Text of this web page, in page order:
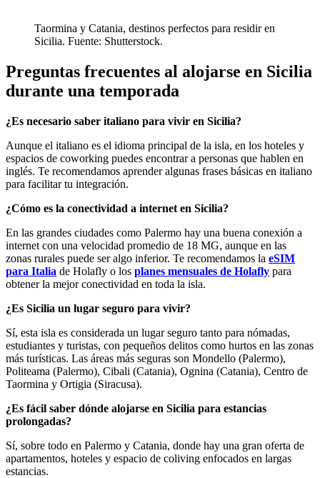
Taormina y Catania, destinos perfectos para residir en
Sicilia. Fuente: Shutterstock.
Preguntas frecuentes al alojarse en Sicilia
durante una temporada
¿Es necesario saber italiano para vivir en Sicilia?
Aunque el italiano es el idioma principal de la isla, en los hoteles y
espacios de coworking puedes encontrar a personas que hablen en
inglés. Te recomendamos aprender algunas frases básicas en italiano
para facilitar tu integración.
¿Cómo es la conectividad a internet en Sicilia?
En las grandes ciudades como Palermo hay una buena conexión a
internet con una velocidad promedio de 18 MG, aunque en las
zonas rurales puede ser algo inferior. Te recomendamos la eSIM
para Italia de Holafly o los planes mensuales de Holafly para
obtener la mejor conectividad en toda la isla.
¿Es Sicilia un lugar seguro para vivir?
Sí, esta isla es considerada un lugar seguro tanto para nómadas,
estudiantes y turistas, con pequeños delitos como hurtos en las zonas
más turísticas. Las áreas más seguras son Mondello (Palermo),
Politeama (Palermo), Cibali (Catania), Ognina (Catania), Centro de
Taormina y Ortigia (Siracusa).
¿Es fácil saber dónde alojarse en Sicilia para estancias
prolongadas?
Sí, sobre todo en Palermo y Catania, donde hay una gran oferta de
apartamentos, hoteles y espacio de coliving enfocados en largas
estancias.